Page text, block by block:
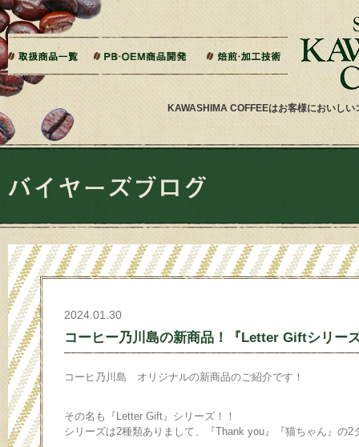
KAWASHIMA COFFEEはお客様においし
本文へジャンプ
ドリップバッグ加工
ティーバッグ加工
リキッドコーヒー加工
オーダー焙煎
パッケージデザイン・印刷
2024.01.30
コーヒー乃川島の新商品！『Letter Giftシリー
コーヒ乃川島 オリジナルの新商品のご紹介です！
その名も『Letter Gift』シリーズ！！
シリーズは2種類ありまして、『Thank you』『猫ちゃん』の2